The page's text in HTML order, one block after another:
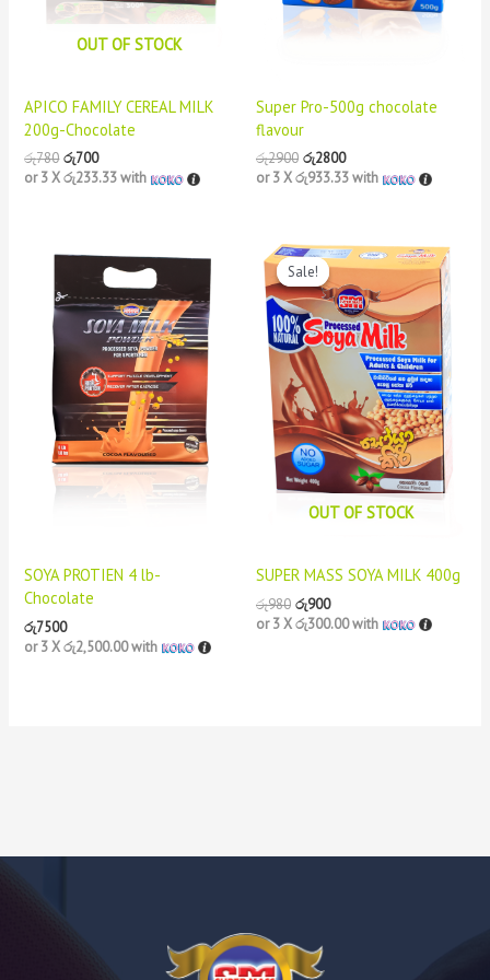
OUT OF STOCK
APICO FAMILY CEREAL MILK
200g-Chocolate
රු780 රු700
or 3 Xරු233.33with
Super Pro-500g chocolate
flavour
රු2900 රු2800
or 3 Xරු933.33with
SOYA PROTIEN 4 lb-
Chocolate
රු7500
or 3 Xරු2,500.00with
Sale!
OUT OF STOCK
Sale!
SUPER MASS SOYA MILK 400g
රු980
Original
price
was:
රු980.
රු900
Current
price
is:
රු900.
or 3 Xරු300.00with